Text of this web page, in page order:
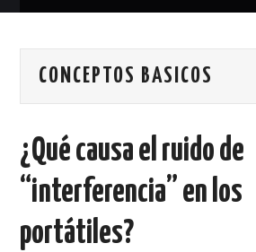
ANTENAS Y ACCESORIOS
BANDA CIVIL
CONTACTO
CONCEPTOS BASICOS
¿Qué causa el ruido de
“interferencia” en los
portátiles?